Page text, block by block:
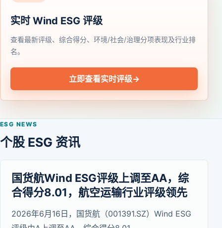
实时 Wind ESG 评级
查看最新评级、综合得分、环境/社会/治理分项表现及行业排
名。
立即查看实时评级→
ESG NEWS
个股 ESG 资讯
国货航Wind ESG评级上调至AA，综
合得分8.01，航空运输行业评级领先
2026年6月16日，国货航（001391.SZ）Wind ESG